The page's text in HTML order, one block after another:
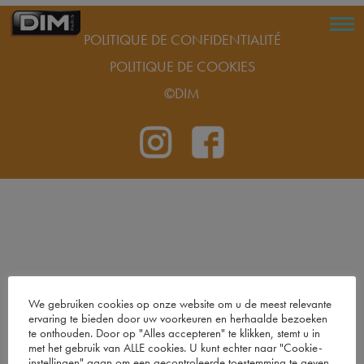
POLITIQUE DE CONFIDENTIALITÉ
POLITIQUE DE COOKIES
©DIM
We gebruiken cookies op onze website om u de meest relevante
ervaring te bieden door uw voorkeuren en herhaalde bezoeken
te onthouden. Door op "Alles accepteren" te klikken, stemt u in
met het gebruik van ALLE cookies. U kunt echter naar "Cookie-